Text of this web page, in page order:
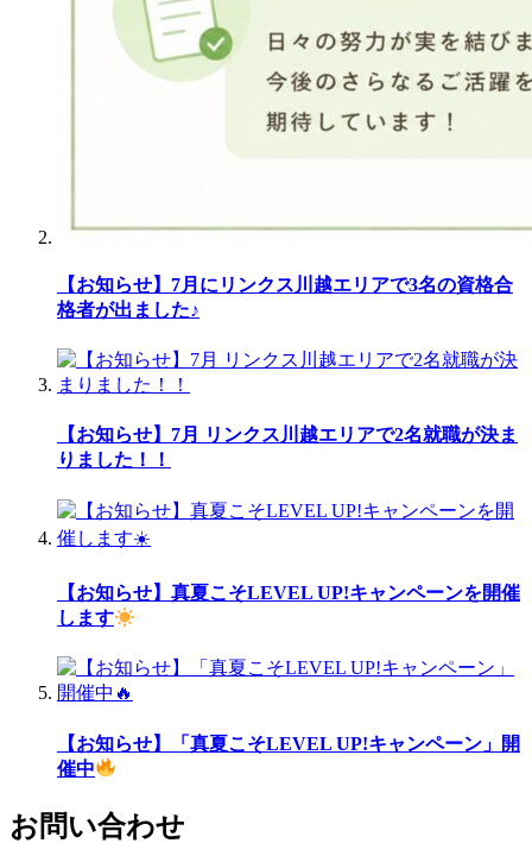
【お知らせ】7月にリンクス川越エリアで3名の資格合
格者が出ました♪
【お知らせ】7月 リンクス川越エリアで2名就職が決ま
りました！！
【お知らせ】真夏こそLEVEL UP!キャンペーンを開催
します
【お知らせ】「真夏こそLEVEL UP!キャンペーン」開
催中
お問い合わせ